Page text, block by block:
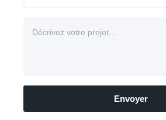
Envoyer